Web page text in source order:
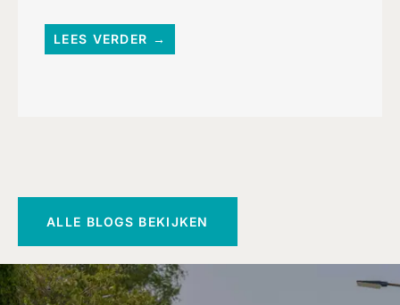
LEES VERDER →
ALLE BLOGS BEKIJKEN